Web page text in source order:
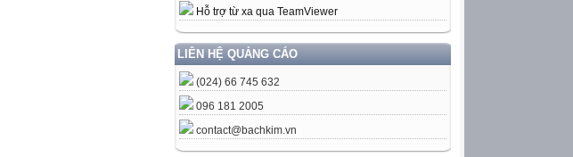
Hỗ trợ từ xa qua TeamViewer
LIÊN HỆ QUẢNG CÁO
(024) 66 745 632
096 181 2005
contact@bachkim.vn